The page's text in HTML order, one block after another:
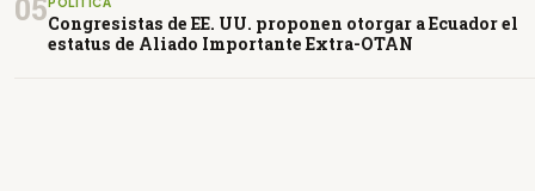
05Congresistas de EE. UU. proponen otorgar a Ecuador el
estatus de Aliado Importante Extra-OTAN